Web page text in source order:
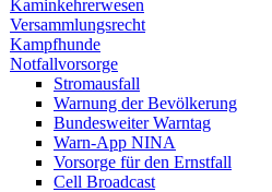
Kaminkehrerwesen
Versammlungsrecht
Kampfhunde
Notfallvorsorge
Stromausfall
Warnung der Bevölkerung
Bundesweiter Warntag
Warn-App NINA
Vorsorge für den Ernstfall
Cell Broadcast